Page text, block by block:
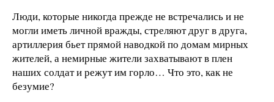
Люди, которые никогда прежде не встречались и не
могли иметь личной вражды, стреляют друг в друга,
артиллерия бьет прямой наводкой по домам мирных
жителей, а немирные жители захватывают в плен
наших солдат и режут им горло… Что это, как не
безумие?